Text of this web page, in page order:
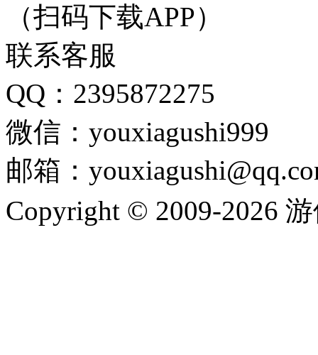
（扫码下载APP）
联系客服
QQ：2395872275
微信：youxiagushi999
邮箱：
Copyright © 2009-2026